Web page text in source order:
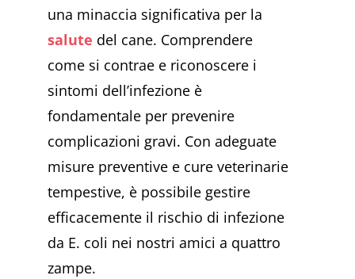
una minaccia significativa per la
salute del cane. Comprendere
come si contrae e riconoscere i
sintomi dell’infezione è
fondamentale per prevenire
complicazioni gravi. Con adeguate
misure preventive e cure veterinarie
tempestive, è possibile gestire
efficacemente il rischio di infezione
da E. coli nei nostri amici a quattro
zampe.